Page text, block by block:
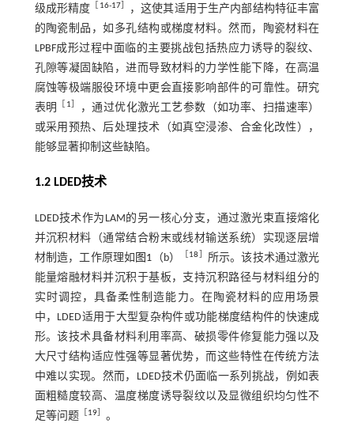
级成形精度
16-17］
，这使其适用于生产内部结构特征丰富
的陶瓷制品，如多孔结构或梯度材料。然而，陶瓷材料在
LPBF成形过程中面临的主要挑战包括热应力诱导的裂纹、
孔隙等凝固缺陷，进而导致材料的力学性能下降，在高温
腐蚀等极端服役环境中更会直接影响部件的可靠性。研究
表明
1
，通过优化激光工艺参数（如功率、扫描速率）
或采用预热、后处理技术（如真空浸渗、合金化改性），
能够显著抑制这些缺陷。
1.2 LDED技术
LDED技术作为LAM的另一核心分支，通过激光束直接熔化
并沉积材料（通常结合粉末或线材输送系统）实现逐层增
材制造，工作原理如 图1 （b） 18
所示。该技术通过激光
能量熔融材料并沉积于基板，支持沉积路径与材料组分的
实时调控，具备柔性制造能力。在陶瓷材料的应用场景
中，LDED适用于大型复杂构件或功能梯度结构件的快速成
形。该技术具备材料利用率高、破损零件修复能力强以及
大尺寸结构适应性强等显著优势，而这些特性在传统方法
中难以实现。然而，LDED技术仍面临一系列挑战，例如表
面粗糙度较高、温度梯度诱导裂纹以及显微组织均匀性不
足等问题［ 19］ 。